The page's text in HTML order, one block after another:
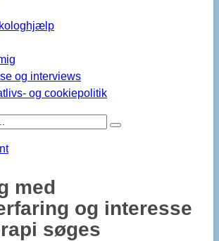
og interviews
og cookiepolitik
med
og interesse
søges